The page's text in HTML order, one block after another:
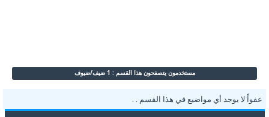
مستخدمون يتصفحون هذا القسم : 1 ضيف/ضيوف
عفواًً لا يوجد أي مواضيع في هذا القسم . .